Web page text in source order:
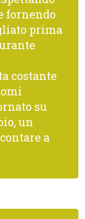
fornendo
prima
costante
su
un
a